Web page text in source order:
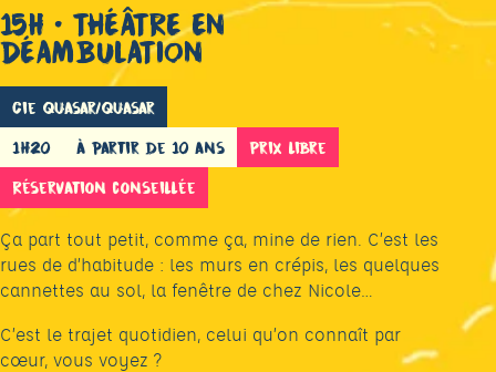
15h • THÉÂTRE EN
DÉAMBULATION
Cie Quasar/Quasar
1h20
à partir de 10 ans
Prix libre
Réservation conseillée
Ça part tout petit, comme ça, mine de rien. C’est les
rues de d’habitude : les murs en crépis, les quelques
cannettes au sol, la fenêtre de chez Nicole…
C’est le trajet quotidien, celui qu’on connaît par
cœur, vous voyez ?